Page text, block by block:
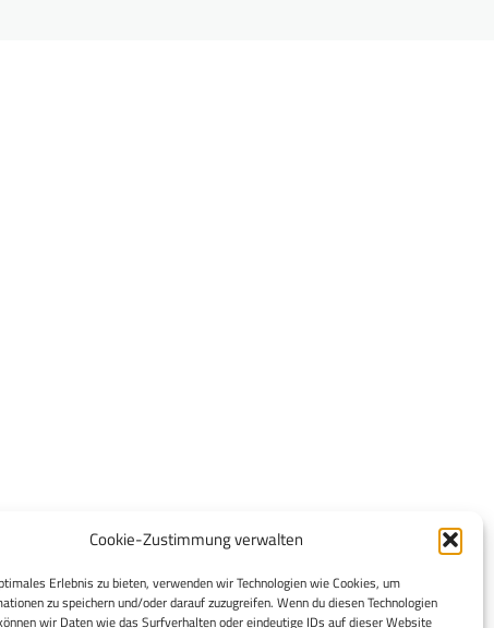
Cookie-Zustimmung verwalten
Erlebnis zu bieten, verwenden wir Technologien wie Cookies, um
zu speichern und/oder darauf zuzugreifen. Wenn du diesen Technologien
wir Daten wie das Surfverhalten oder eindeutige IDs auf dieser Website